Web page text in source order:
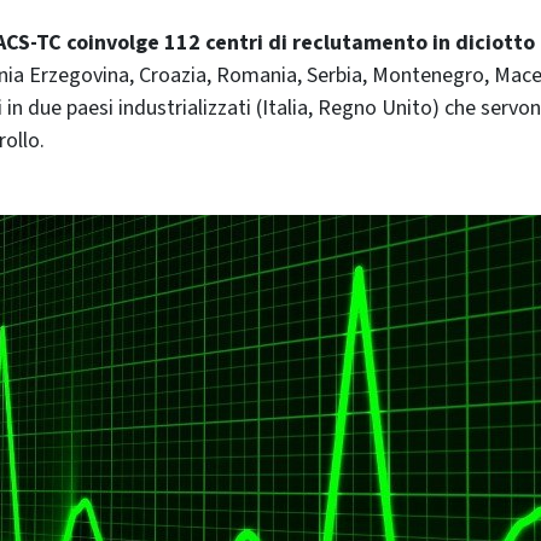
TC coinvolge 112 centri di reclutamento in diciotto
Erzegovina, Croazia, Romania, Serbia, Montenegro,
due paesi industrializzati (Italia, Regno Unito) che